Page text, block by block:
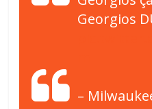
Georgios
–